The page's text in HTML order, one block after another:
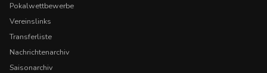
Pokalwettbewerbe
Vereinslinks
Transferliste
Nachrichtenarchiv
Saisonarchiv